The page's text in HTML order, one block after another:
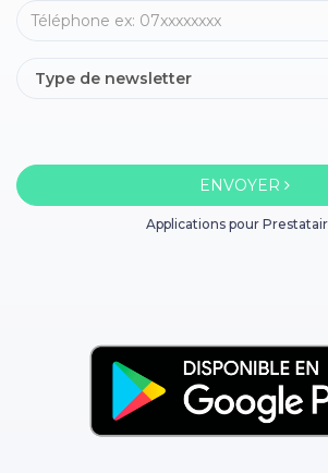
ENVOYER
Applications pour